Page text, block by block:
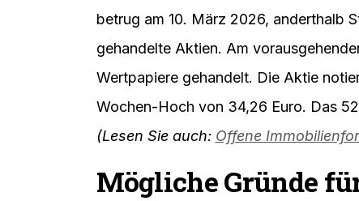
betrug am 10. März 2026, anderthalb
gehandelte Aktien. Am
Wertpapiere gehandelt. Die Aktie
Wochen-Hoch von 34,26 Euro. Das
(Lesen Sie auch: Offene
Mögliche Gründe